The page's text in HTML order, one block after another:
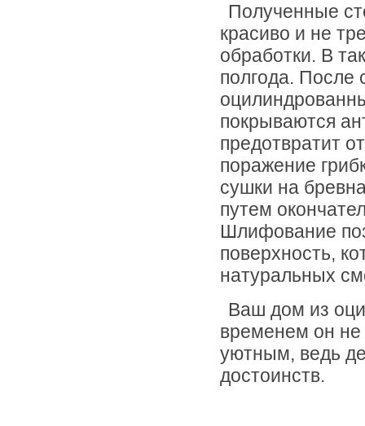
Полученные
красиво и не
обработки. В
полгода. После
покрываются
предотвратит
поражение
сушки на
путем
Шлифование
поверхность,
натуральных
Ваш дом из
временем он не
уютным, ведь
достоинств.